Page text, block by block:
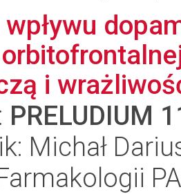
wpływu
i
PRELUDIUM
Michał